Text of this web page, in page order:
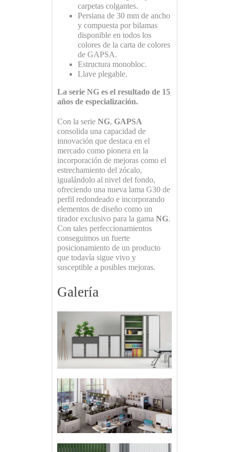
carpetas colgantes.
Persiana de 30 mm de ancho
y compuesta por bilamas
disponible en todos los
colores de la carta de colores
de GAPSA.
Estructura monobloc.
Llave plegable.
La serie NG es el resultado de 15
años de especialización.
Con la serie NG, GAPSA
consolida una capacidad de
innovación que destaca en el
mercado como pionera en la
incorporación de mejoras como el
estrechamiento del zócalo,
igualándolo al nivel del fondo,
ofreciendo una nueva lama G30 de
perfil redondeado e incorporando
elementos de diseño como un
tirador exclusivo para la gama NG.
Con tales perfeccionamientos
conseguimos un fuerte
posicionamiento de un producto
que todavía sigue vivo y
susceptible a posibles mejoras.
Galería